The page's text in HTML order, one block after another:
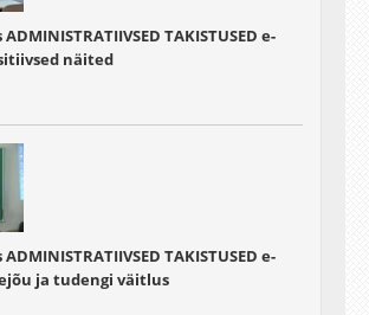
TAKISTUSED e-
näited
TAKISTUSED e-
ja tudengi väitlus